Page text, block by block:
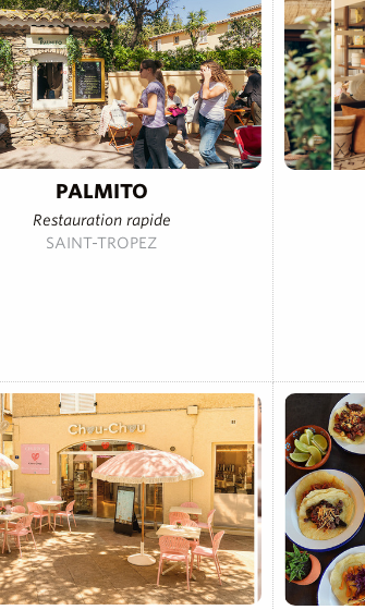
PALMITO
Restauration rapide
SAINT-TROPEZ